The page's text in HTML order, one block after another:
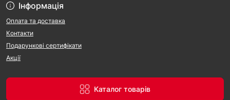
Інформація
Оплата та доставка
Контакти
Подарункові сертифікати
Акції
Каталог товарів